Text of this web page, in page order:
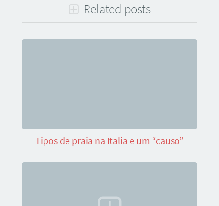
Related posts
Tipos de praia na Italia e um “causo”